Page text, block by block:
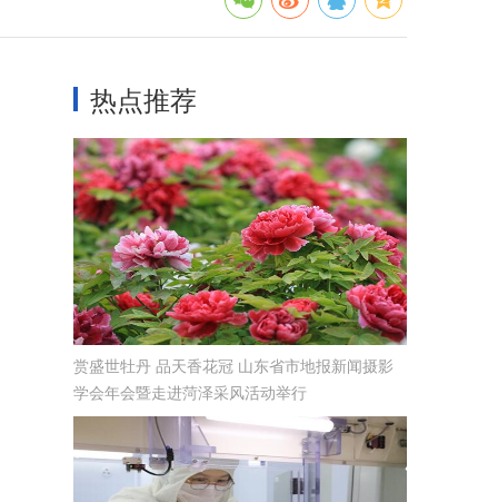
热点推荐
赏盛世牡丹 品天香花冠 山东省市地报新闻摄影
学会年会暨走进菏泽采风活动举行